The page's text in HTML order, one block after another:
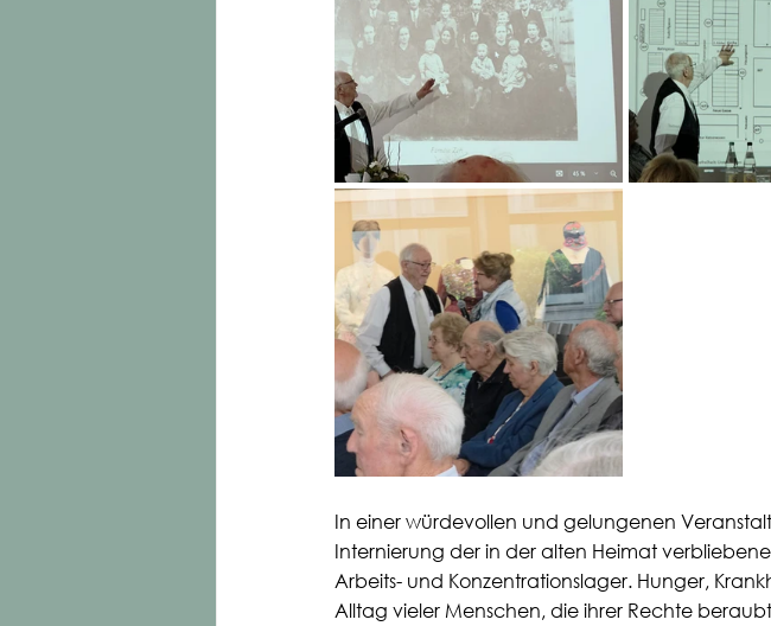
In einer würdevollen und gelungenen
Internierung der in der alten Heimat
Arbeits- und Konzentrationslager. Hunger,
Alltag vieler Menschen, die ihrer Rechte